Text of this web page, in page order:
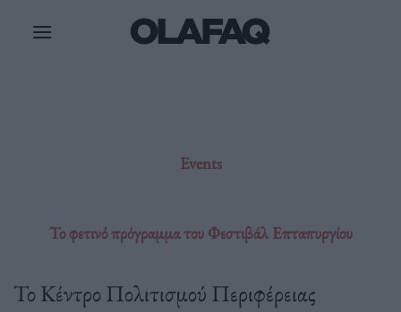
Events
Το φετινό πρόγραμμα του Φεστιβάλ Επταπυργίου
Το Κέντρο Πολιτισμού Περιφέρειας